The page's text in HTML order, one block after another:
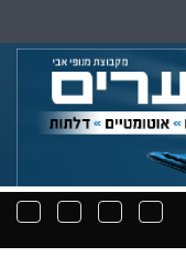
תפריט
יצירת
תפריט
חיפוש
ניווט
קבצים